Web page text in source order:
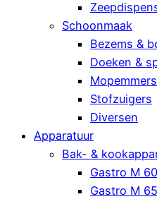
Schoonmaak
Bezems &
Doeken &
Stofzuigers
Diversen
Apparatuur
Bak- &
Gastro M
Gastro M